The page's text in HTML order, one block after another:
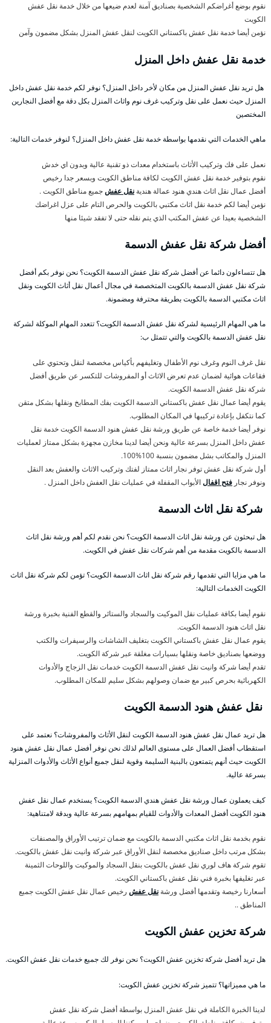
نقوم بوضع أغراضكم الشخصية بصناديق آمنة لعدم ضيعها من خلال خدمة نقل عفش
الكويت
نؤمن أيضا خدمة نقل عفش باكستاني الكويت لنقل عفش المنزل بشكل مضمون وآمن
خدمة نقل عفش داخل المنزل
هل تريد نقل عفش المنزل من مكان لأخر داخل المنزل؟ نوفر لكم خدمة نقل عفش داخل
المنزل حيث نعمل على نقل وتركيب غرف نوم واثاث المنزل بكل دقة مع أفضل النجارين
المختصين
ماهي الخدمات التي نقدمها بواسطة خدمة نقل عفش داخل المنزل؟ لنوفر خدمات التالية:
نعمل على فك وتركيب الأثاث باستخدام معدات ذو تقنية عالية وبدون اي خدش
نقوم بتوفير خدمة نقل عفش الكويت لكافة مناطق الكويت وبسعر جدا رخيص
أفضل عمال نقل اثاث هندي هنود عمالة هندية نقل عفشجميع مناطق الكويت .
نؤمن أيضا لكم خدمة نقل اثاث مكتبي بالكويت والحرص التام على عزل اغراضك
الشخصية بعيدا عن عفش المكتب الذي يتم نقله حتى لا تفقد شيئا منها
أفضل شركة نقل عفش الدسمة
هل تتساءلون دائما عن أفضل شركة نقل عفش الدسمة الكويت؟ نحن نوفر بكم أفضل
شركة نقل عفش الدسمة بالكويت المتخصصة في مجال أعمال نقل أثاث الكويت ونقل
اثاث مكتبي الدسمة بالكويت بطريقة محترفة ومضمونة.
ما هي المهام الرئيسية لشركة نقل عفش الدسمة الكويت؟ تتعدد المهام الموكلة لشركة
نقل عفش الدسمة بالكويت والتي تتمثل ب:
نقل غرف النوم وغرف نوم الأطفال وتغليفهم بأكياس مخصصة لنقل وتحتوي على
فقاعات هوائية لضمان عدم تعرض الاثاث أو المفروشات للتكسر عن طريق أفضل
شركة نقل عفش الدسمة الكويت.
يقوم أيضا عمال نقل عفش باكستاني الدسمة الكويت بفك المطابخ ونقلها بشكل متقن
كما نتكفل بإعادة تركيبها في المكان المطلوب.
نوفر أيضا خدمة خاصة عن طريق ورشة نقل عفش هنود الدسمة الكويت خدمة نقل
عفش داخل المنزل بسرعة عالية ونحن أيضا لدينا مخازن مجهزة بشكل ممتاز لعمليات
المنزل والمكاتب بشل مضمون بنسبة 100%100.
أول شركة نقل عفش توفر نجار اثاث ممتاز لفتك وتركيب الاثاث والعفش بعد النقل
ونوفر نجار فتح اقفالالأبواب المقفلة في عمليات نقل العفش داخل المنزل .
شركة نقل اثاث الدسمة
هل تبحثون عن ورشة نقل اثاث الدسمة الكويت؟ نحن نقدم لكم أهم ورشة نقل اثاث
الدسمة بالكويت مقدمة من أهم شركات نقل عفش في الكويت.
ما هي مزايا التي تقدمها رقم شركة نقل اثاث الدسمة الكويت؟ تؤمن لكم شركة نقل اثاث
الكويت الخدمات التالية:
نقوم أيضا بكافة عمليات نقل الموكيت والسجاد والستائر والقطع الفنية بخبرة ورشة
نقل اثاث هنود الدسمة الكويت.
يقوم عمال نقل عفش باكستاني الكويت بتغليف الشاشات والرسيفرات والكتب
ووضعها بصناديق خاصة ونقلها بسيارات مغلقة عبر شركة الكويت.
تقدم أيضا شركة وانيت نقل عفش الدسمة الكويت خدمات نقل الزجاج والأدوات
الكهربائية بحرص كبير مع ضمان وصولهم بشكل سليم للمكان المطلوب.
نقل عفش هنود الدسمة الكويت
هل تريد عمال نقل عفش هنود الدسمة الكويت لنقل الأثاث والمفروشات؟ نعتمد على
استقطاب أفضل العمال على مستوى العالم لذلك نحن نوفر أفضل عمال نقل عفش هنود
الكويت حيث أنهم يتمتعون بالبنية السليمة وقوية لنقل جميع أنواع الأثاث والأدوات المنزلية
بسرعة عالية.
كيف يعملون عمال ورشة نقل عفش هندي الدسمة الكويت؟ يستخدم عمال نقل عفش
هنود الكويت أفضل المعدات والأدوات للقيام بمهامهم بسرعة عالية وبدقة لامتناهية:
نقوم بخدمة نقل اثاث مكتبي الدسمة بالكويت مع ضمان ترتيب الأوراق والمصنفات
بشكل مرتب داخل صناديق مخصصة لنقل الأوراق عبر شركة وانيت نقل عفش بالكويت.
تقوم شركة هاف لوري نقل عفش بالكويت بنقل السجاد والموكيت واللوحات الثمينة
عبر تغليفها بخبرة فني نقل عفش باكستاني الكويت.
أسعارنا رخيصة وتقدمها أفضل ورشة نقل عفش رخيص عمال نقل عفش الكويت جميع
المناطق ..
شركة تخزين عفش الكويت
هل تريد أفضل شركة تخزين عفش الكويت؟ نحن نوفر لك جميع خدمات نقل عفش الكويت.
ما هي مميزاتها؟ تتميز شركة تخزين عفش الكويت:
لدينا الخبرة الكاملة في نقل عفش المنزل بواسطة أفضل شركة نقل عفش